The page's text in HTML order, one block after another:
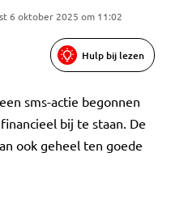
6 oktober 2025 om 11:02
Hulp bij lezen
sms-actie begonnen
bij te staan. De
ook geheel ten goede